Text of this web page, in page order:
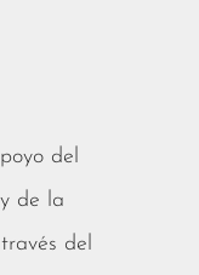
del
de la
del